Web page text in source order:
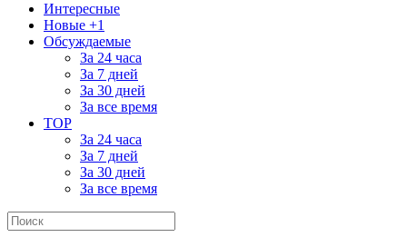
Интересные
Новые +1
Обсуждаемые
За 24 часа
За 7 дней
За 30 дней
За все время
TOP
За 24 часа
За 7 дней
За 30 дней
За все время